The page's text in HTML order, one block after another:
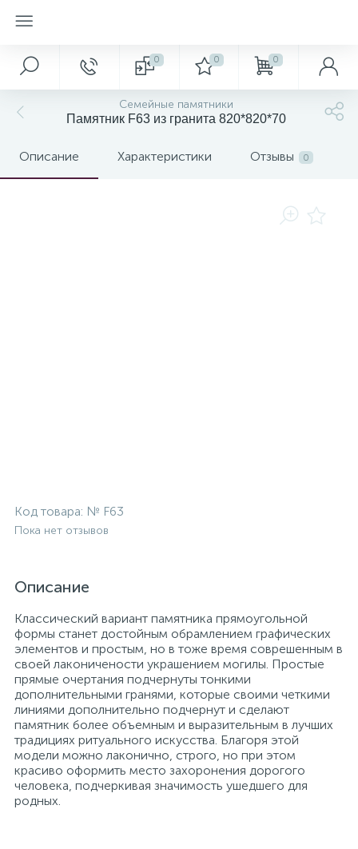
0 0 0
Семейные памятники
Памятник F63 из гранита 820*820*70
Описание Характеристики Отзывы 0
Код товара: № F63
Пока нет отзывов
Описание
Классический вариант памятника прямоугольной
формы станет достойным обрамлением графических
элементов и простым, но в тоже время соврешенным в
своей лаконичености украшением могилы. Простые
прямые очертания подчернуты тонкими
дополнительными гранями, которые своими четкими
линиями дополнительно подчернут и сделают
памятник более объемным и выразительным в лучших
традициях ритуального искусства. Благоря этой
модели можно лаконично, строго, но при этом
красиво оформить место захоронения дорогого
человека, подчеркивая значимость ушедшего для
родных.